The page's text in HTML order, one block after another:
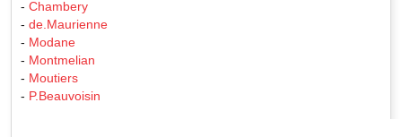
- Chambery
- de.Maurienne
- Modane
- Montmelian
- Moutiers
- P.Beauvoisin